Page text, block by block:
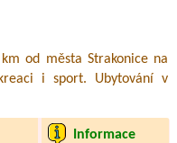
od města Strakonice na
i sport. Ubytování v
Informace